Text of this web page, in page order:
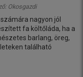
Okosgazdi
nagyon jól
fa költőláda, ha a
barlang, öreg,
található